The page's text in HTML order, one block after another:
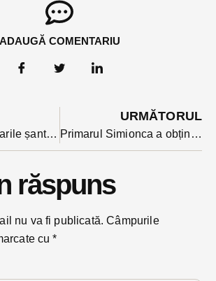
ADAUGĂ COMENTARIU
Se dezgheață marile șantiere blocate de lipsa banilor: Complexul Multi-sportiv din Năsăud e back-in-business
URMĂTORUL
Primarul Simionca a obținut astăzi arest la domiciliu după ce procurorii au cerut prelungirea arestului preventiv. Tribunalul are ultimul cuvânt
răspuns
nu va fi publicată. Câmpurile
cu*